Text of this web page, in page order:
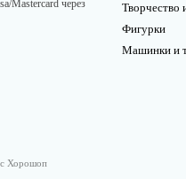
с Хорошоп
Творчество
Фигурки
Машинки и